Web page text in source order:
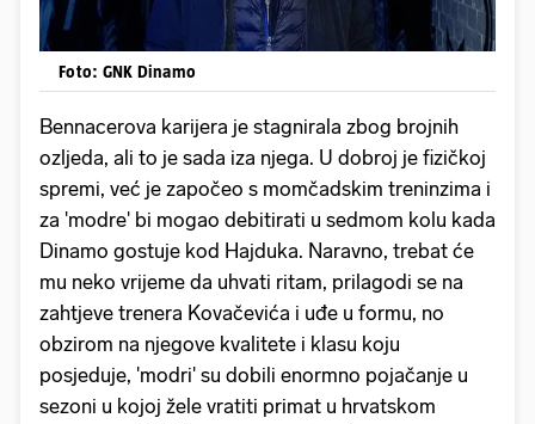
Foto: GNK Dinamo
Bennacerova karijera je stagnirala zbog brojnih
ozljeda, ali to je sada iza njega. U dobroj je fizičkoj
spremi, već je započeo s momčadskim treninzima i
za 'modre' bi mogao debitirati u sedmom kolu kada
Dinamo gostuje kod Hajduka. Naravno, trebat će
mu neko vrijeme da uhvati ritam, prilagodi se na
zahtjeve trenera Kovačevića i uđe u formu, no
obzirom na njegove kvalitete i klasu koju
posjeduje, 'modri' su dobili enormno pojačanje u
sezoni u kojoj žele vratiti primat u hrvatskom